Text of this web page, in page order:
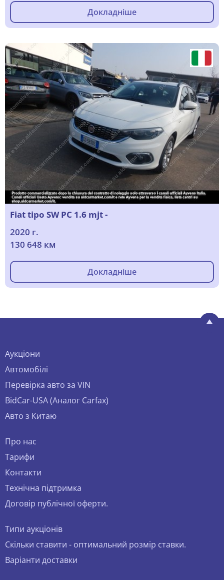
Докладніше
Fiat tipo SW PC 1.6 mjt -
2020 г.
130 648 км
Докладніше
Аукціони
Автомобілі
Перевірка авто за VIN
BidCar-USA (Аналог Carfax)
Авто з Китаю
Про нас
Тарифи
Контакти
Технічна підтримка
Договір публічної оферти.
Типи аукціонів
Скільки ставити - оптимальний розмір ставки.
Варіанти доставки